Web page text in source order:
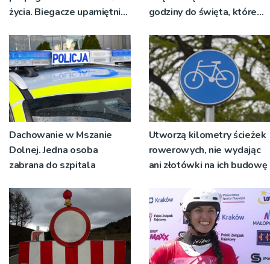
życia. Biegacze upamiętnili
godziny do święta, które
pokoleń
Dachowanie w Mszanie
Dolnej. Jedna osoba
zabrana do szpitala
Utworzą kilometry ścieżek
rowerowych, nie wydając
ani złotówki na ich budowę